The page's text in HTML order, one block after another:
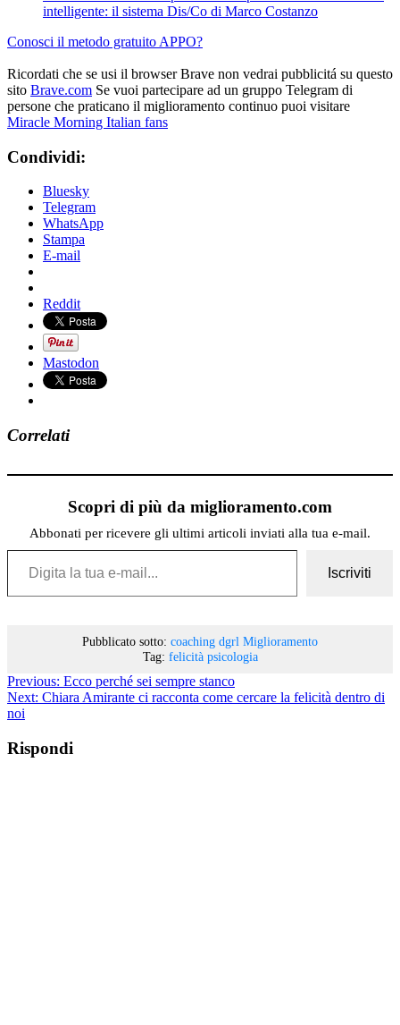
intelligente: il sistema Dis/Co di Marco Costanzo
Conosci il metodo gratuito APPO?
Ricordati che se usi il browser Brave non vedrai pubblicitá su questo
sito Brave.com Se vuoi partecipare ad un gruppo Telegram di
persone che praticano il miglioramento continuo puoi visitare
Miracle Morning Italian fans
Condividi:
Bluesky
Telegram
WhatsApp
Stampa
E-mail
Reddit
Mastodon
Correlati
Scopri di più da miglioramento.com
Abbonati per ricevere gli ultimi articoli inviati alla tua e-mail.
Digita la tua e-mail...
Iscriviti
Pubblicato sotto: coaching dgrl Miglioramento
Tag: felicità psicologia
Previous: Ecco perché sei sempre stanco
Next: Chiara Amirante ci racconta come cercare la felicità dentro di
noi
Rispondi